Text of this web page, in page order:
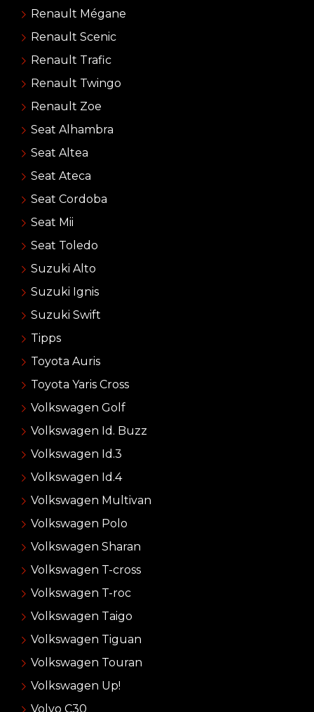
Renault Mégane
Renault Scenic
Renault Trafic
Renault Twingo
Renault Zoe
Seat Alhambra
Seat Altea
Seat Ateca
Seat Cordoba
Seat Mii
Seat Toledo
Suzuki Alto
Suzuki Ignis
Suzuki Swift
Tipps
Toyota Auris
Toyota Yaris Cross
Volkswagen Golf
Volkswagen Id. Buzz
Volkswagen Id.3
Volkswagen Id.4
Volkswagen Multivan
Volkswagen Polo
Volkswagen Sharan
Volkswagen T-cross
Volkswagen T-roc
Volkswagen Taigo
Volkswagen Tiguan
Volkswagen Touran
Volkswagen Up!
Volvo C30